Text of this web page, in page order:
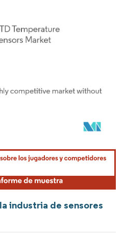
requiere atribución según CC BY 4.0.
industria de sensores